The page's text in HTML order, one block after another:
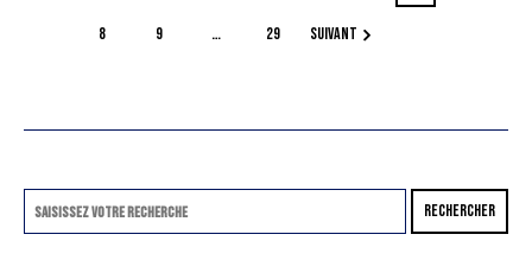
8 9 … 29 SUIVANT
RECHERCHER